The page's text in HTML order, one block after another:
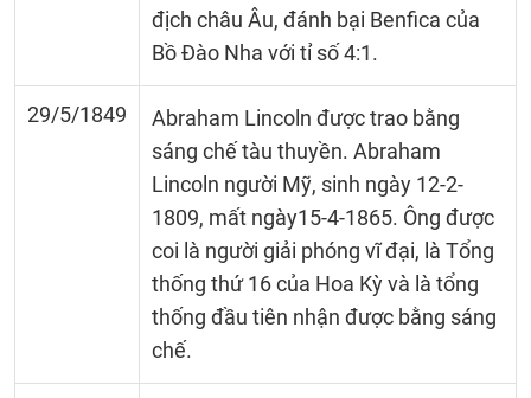
địch châu Âu, đánh bại Benfica của
Bồ Đào Nha với tỉ số 4:1.
29/5/1849
Abraham Lincoln được trao bằng
sáng chế tàu thuyền. Abraham
Lincoln người Mỹ, sinh ngày 12-2-
1809, mất ngày15-4-1865. Ông được
coi là người giải phóng vĩ đại, là Tổng
thống thứ 16 của Hoa Kỳ và là tổng
thống đầu tiên nhận được bằng sáng
chế.